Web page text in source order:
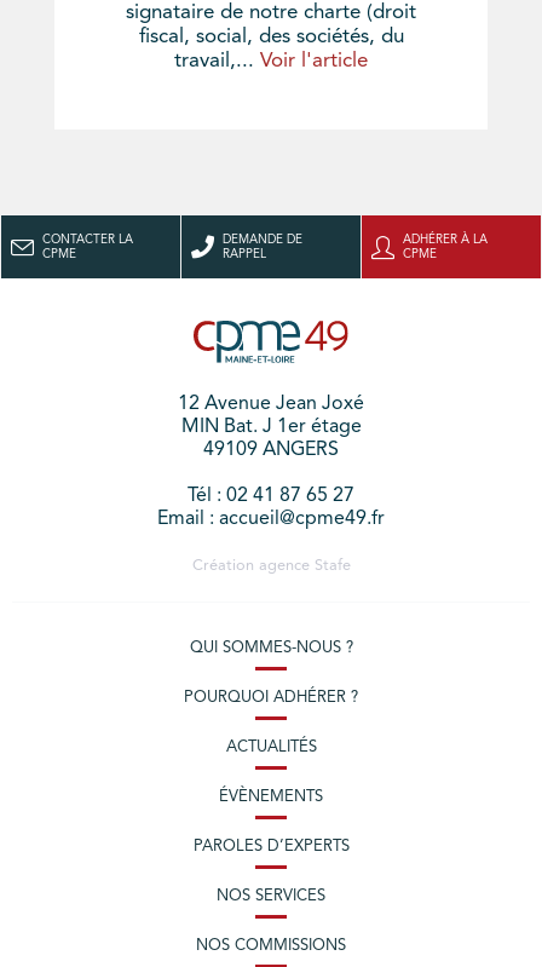
signataire de notre charte (droit
fiscal, social, des sociétés, du
travail,... Voir l'article
CONTACTER LA
CPME
DEMANDE DE
RAPPEL
ADHÉRER À LA
CPME
12 Avenue Jean Joxé
MIN Bat. J 1er étage
49109 ANGERS
Tél : 02 41 87 65 27
Email : accueil@cpme49.fr
Création agence Stafe
QUI SOMMES-NOUS ?
POURQUOI ADHÉRER ?
ACTUALITÉS
ÉVÈNEMENTS
PAROLES D’EXPERTS
NOS SERVICES
NOS COMMISSIONS